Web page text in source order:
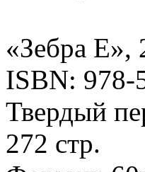
«Зебра Е»,
ISBN: 978-
Твердый
272 стр.